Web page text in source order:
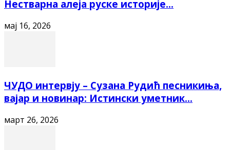
Нестварна алеја руске историје...
мај 16, 2026
ЧУДО интервју – Сузана Рудић песникиња,
вајар и новинар: Истински уметник...
март 26, 2026